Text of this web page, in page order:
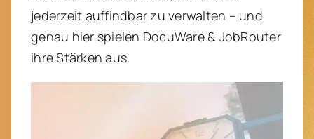
jederzeit auffindbar zu verwalten – und
genau hier spielen DocuWare & JobRouter
ihre Stärken aus.